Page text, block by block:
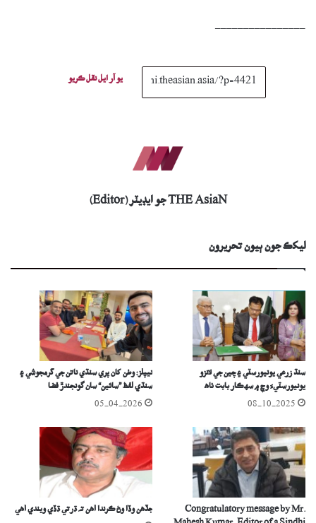
يو آر ايل نقل ڪريو
THE AsiaN جو ايڊيٽر (Editor)
ليکڪ جون ٻيون تحريرون
سنڌ زرعي يونيورسٽي ۽ چين جي لانزو
يونيورسٽيءَ وچ ۾ سهڪار بابت ٺاھ
08-10-2025
نيپلز: وطن کان پري سنڌي ناتن جي گرمجوشي ۽
سنڌي لفظ ”سائين“ سان گونجندڙ فضا
05-04-2026
Congratulatory message by Mr.
جڏھن وڏا وڻ ڪرندا آھن تہ ڌرتي ڌُڏي ويندي آھي